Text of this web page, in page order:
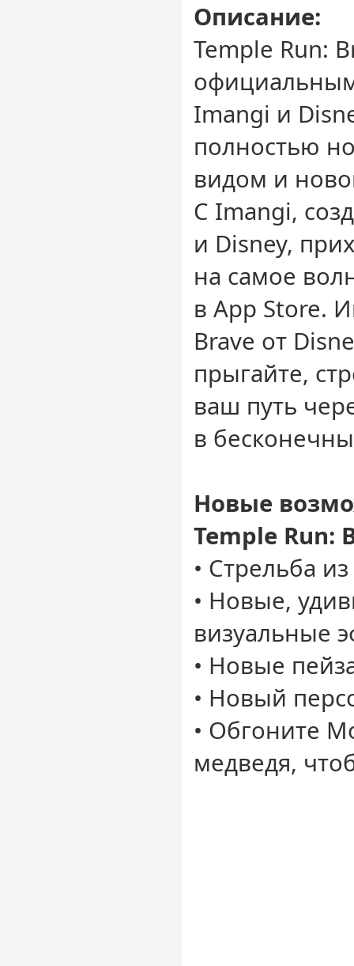
Описание:
Temple Run:
Imangi и
полностью
видом и
С Imangi,
и Disney,
на самое
в App Store.
Brave от
прыгайте,
ваш путь
в
Новые
Temple Run:
• Стрельба
• Новые,
визуальные
• Новые
• Новый
• Обгоните
медведя,